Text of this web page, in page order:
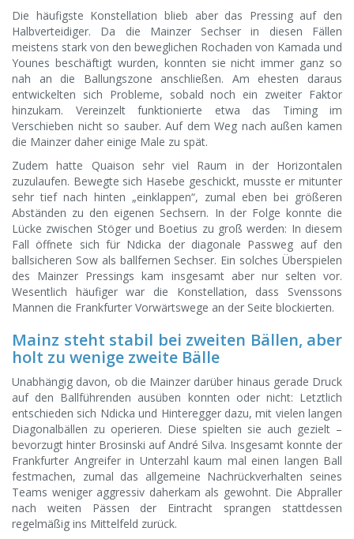
Die häufigste Konstellation blieb aber das Pressing auf den
Halbverteidiger. Da die Mainzer Sechser in diesen Fällen
meistens stark von den beweglichen Rochaden von Kamada und
Younes beschäftigt wurden, konnten sie nicht immer ganz so
nah an die Ballungszone anschließen. Am ehesten daraus
entwickelten sich Probleme, sobald noch ein zweiter Faktor
hinzukam. Vereinzelt funktionierte etwa das Timing im
Verschieben nicht so sauber. Auf dem Weg nach außen kamen
die Mainzer daher einige Male zu spät.
Zudem hatte Quaison sehr viel Raum in der Horizontalen
zuzulaufen. Bewegte sich Hasebe geschickt, musste er mitunter
sehr tief nach hinten „einklappen“, zumal eben bei größeren
Abständen zu den eigenen Sechsern. In der Folge konnte die
Lücke zwischen Stöger und Boetius zu groß werden: In diesem
Fall öffnete sich für Ndicka der diagonale Passweg auf den
ballsicheren Sow als ballfernen Sechser. Ein solches Überspielen
des Mainzer Pressings kam insgesamt aber nur selten vor.
Wesentlich häufiger war die Konstellation, dass Svenssons
Mannen die Frankfurter Vorwärtswege an der Seite blockierten.
Mainz steht stabil bei zweiten Bällen, aber
holt zu wenige zweite Bälle
Unabhängig davon, ob die Mainzer darüber hinaus gerade Druck
auf den Ballführenden ausüben konnten oder nicht: Letztlich
entschieden sich Ndicka und Hinteregger dazu, mit vielen langen
Diagonalbällen zu operieren. Diese spielten sie auch gezielt –
bevorzugt hinter Brosinski auf André Silva. Insgesamt konnte der
Frankfurter Angreifer in Unterzahl kaum mal einen langen Ball
festmachen, zumal das allgemeine Nachrückverhalten seines
Teams weniger aggressiv daherkam als gewohnt. Die Abpraller
nach weiten Pässen der Eintracht sprangen stattdessen
regelmäßig ins Mittelfeld zurück.